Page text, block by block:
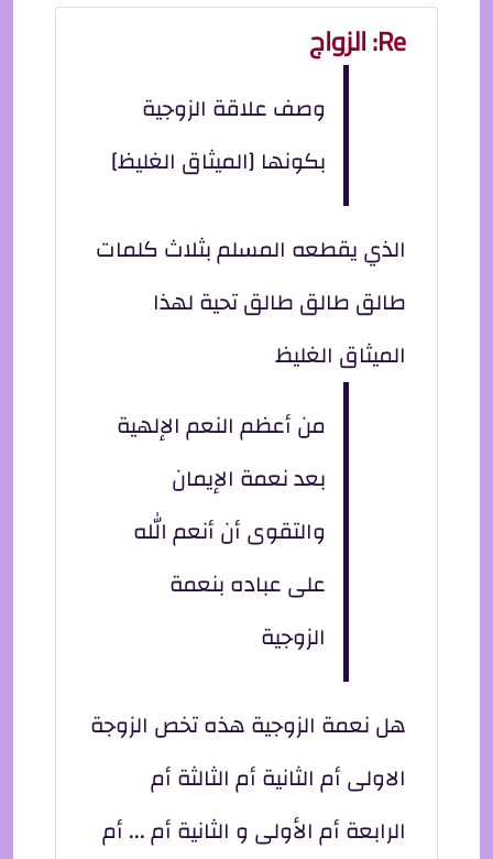
Re: الزواج
وصف علاقة الزوجية
بكونها [الميثاق الغليظ]
الذي يقطعه المسلم بثلاث كلمات
طالق طالق طالق تحية لهذا
الميثاق الغليظ
من أعظم النعم الإلهية
بعد نعمة الإيمان
والتقوى أن أنعم الله
على عباده بنعمة
الزوجية
هل نعمة الزوجية هذه تخص الزوجة
الاولى أم الثانية أم الثالثة أم
الرابعة أم الأولى و الثانية أم ... أم